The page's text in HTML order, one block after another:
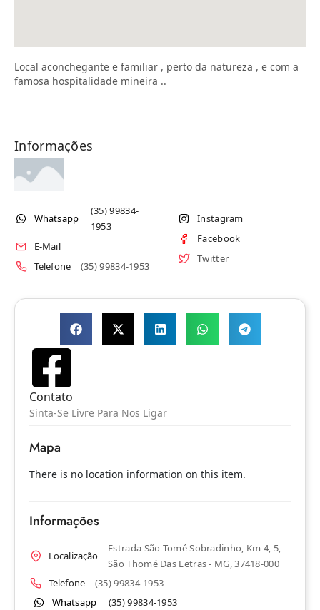
Local aconchegante e familiar , perto da natureza , e com a
famosa hospitalidade mineira ..
Informações
Whatsapp
(35) 99834-
1953
E-Mail
Telefone
(35) 99834-1953
Instagram
Facebook
Twitter
Contato
Sinta-Se Livre Para Nos Ligar
Mapa
There is no location information on this item.
Informações
Localização
Estrada São Tomé Sobradinho, Km 4, 5,
São Thomé Das Letras - MG, 37418-000
Telefone
(35) 99834-1953
Whatsapp
(35) 99834-1953